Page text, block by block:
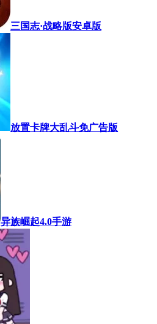
三国志·战略版安卓版
放置卡牌大乱斗免广告版
异族崛起4.0手游